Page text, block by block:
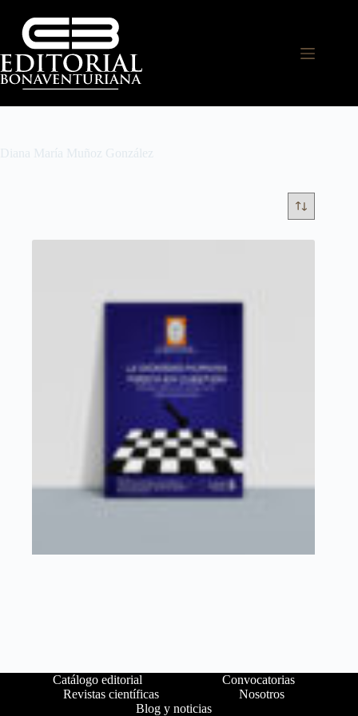
Diana María Muñoz González
Catálogo editorial
Convocatorias
Revistas científicas
Nosotros
Blog y noticias